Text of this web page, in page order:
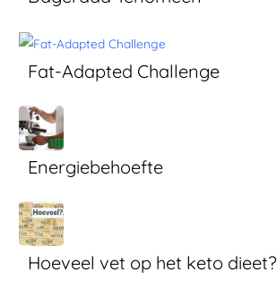
Fat-Adapted Challenge
Energiebehoefte
Hoeveel vet op het keto dieet?